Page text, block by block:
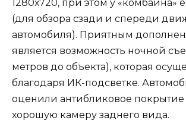
1280х720, при этом у «комбайна»
(для обзора сзади и спереди
автомобиля). Приятным
является возможность ночной
метров до объекта), которая
благодаря ИК-подсветке.
оценили антибликовое покрытие
хорошую камеру заднего вида.